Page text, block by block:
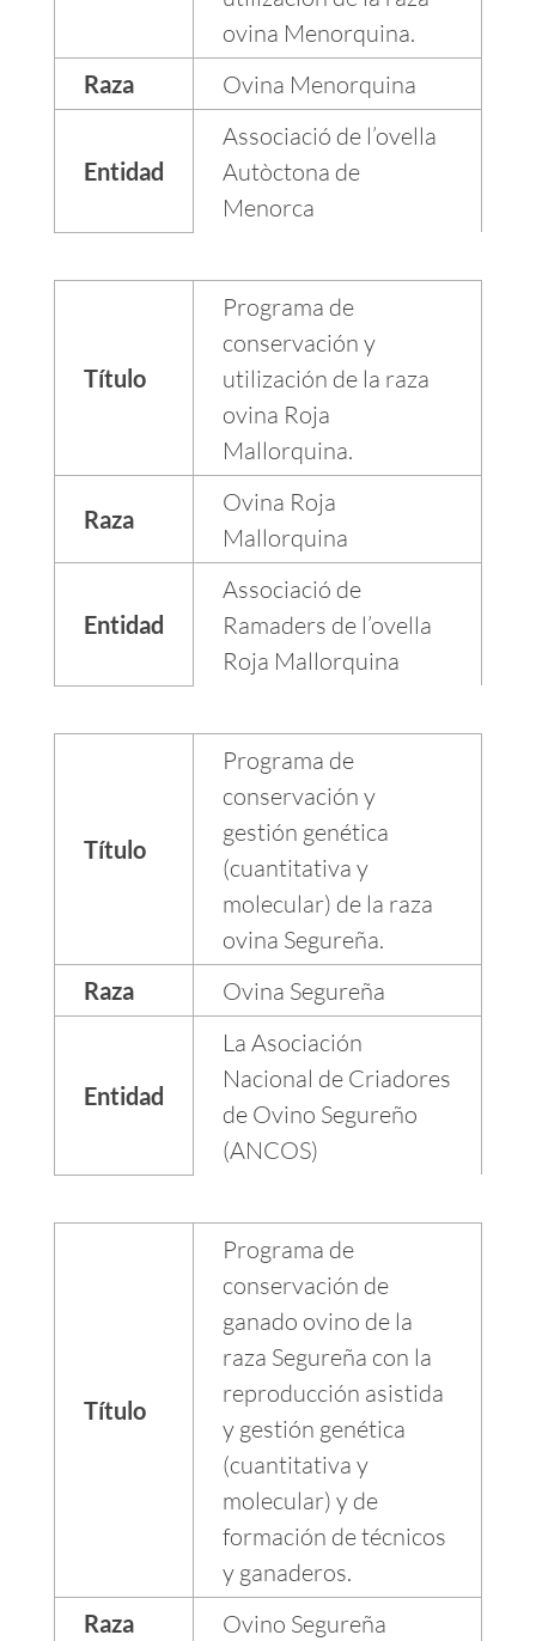
ovina Menorquina.
Raza
Ovina Menorquina
Entidad
Associació de l’ovella
Autòctona de
Menorca
Título
Programa de
conservación y
utilización de la raza
ovina Roja
Mallorquina.
Raza
Ovina Roja
Mallorquina
Entidad
Associació de
Ramaders de l’ovella
Roja Mallorquina
Título
Programa de
conservación y
gestión genética
(cuantitativa y
molecular) de la raza
ovina Segureña.
Raza
Ovina Segureña
Entidad
La Asociación
Nacional de Criadores
de Ovino Segureño
(ANCOS)
Título
Programa de
conservación de
ganado ovino de la
raza Segureña con la
reproducción asistida
y gestión genética
(cuantitativa y
molecular) y de
formación de técnicos
y ganaderos.
Raza
Ovino Segureña